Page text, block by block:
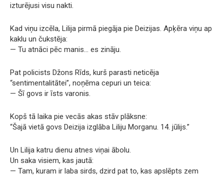
izturējusi visu nakti.
Kad viņu izcēla, Lilija pirmā piegāja pie Deizijas. Apķēra viņu ap
kaklu un čukstēja:
— Tu atnāci pēc manis… es zināju.
Pat policists Džons Rīds, kurš parasti neticēja
“sentimentalitātei”, noņēma cepuri un teica:
— Šī govs ir īsts varonis.
Kopš tā laika pie vecās akas stāv plāksne:
“Šajā vietā govs Deizija izglāba Liliju Morganu. 14. jūlijs.”
Un Lilija katru dienu atnes viņai ābolu.
Un saka visiem, kas jautā:
— Tam, kuram ir laba sirds, dzird pat to, kas apslēpts zem